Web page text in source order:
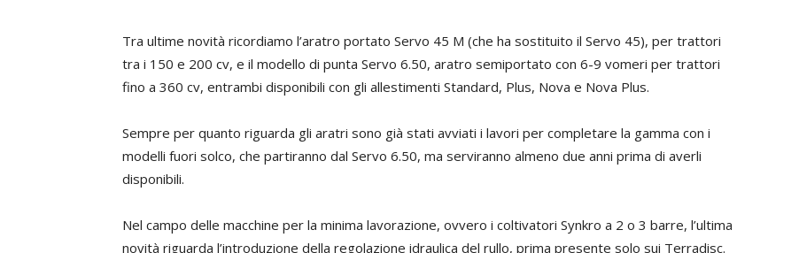
Tra ultime novità ricordiamo l’aratro portato Servo 45 M (che ha sostituito il Servo 45), per trattori
tra i 150 e 200 cv, e il modello di punta Servo 6.50, aratro semiportato con 6-9 vomeri per trattori
fino a 360 cv, entrambi disponibili con gli allestimenti Standard, Plus, Nova e Nova Plus.
Sempre per quanto riguarda gli aratri sono già stati avviati i lavori per completare la gamma con i
modelli fuori solco, che partiranno dal Servo 6.50, ma serviranno almeno due anni prima di averli
disponibili.
Nel campo delle macchine per la minima lavorazione, ovvero i coltivatori Synkro a 2 o 3 barre, l’ultima
novità riguarda l’introduzione della regolazione idraulica del rullo, prima presente solo sui Terradisc.